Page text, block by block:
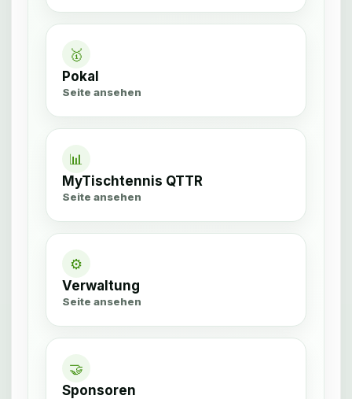
🥇
Pokal
Seite ansehen
📊
MyTischtennis QTTR
Seite ansehen
⚙
Verwaltung
Seite ansehen
🤝
Sponsoren